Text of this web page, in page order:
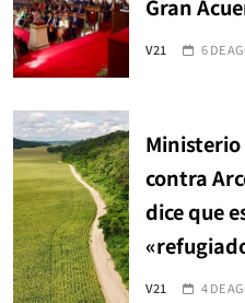
Gran
V21 6 DE
contra
dice que
V21 4 DE